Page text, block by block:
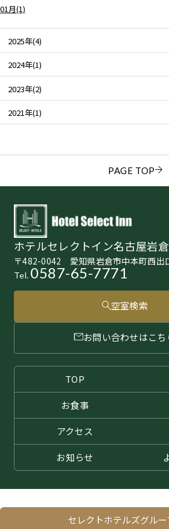
01月(1)
2025年(4)
2024年(1)
2023年(2)
2021年(1)
PAGE TOP
ホテルセレクトイン名古屋岩
〒482-0042 愛知県岩倉市中本町西出
Tel. 0587-65-7771
空室検索
お問い合わせはこち
TOP
お食事
アクセス
お知らせ
セレクトホテルズグルー